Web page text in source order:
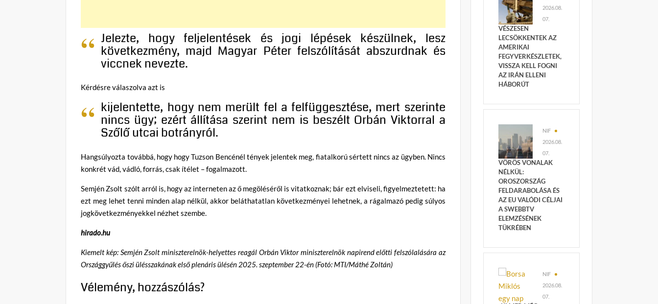
Jelezte, hogy feljelentések és jogi lépések készülnek, lesz
következmény, majd Magyar Péter felszólítását abszurdnak és
viccnek nevezte.
Kérdésre válaszolva azt is
kijelentette, hogy nem merült fel a felfüggesztése, mert szerinte
nincs ügy; ezért állítása szerint nem is beszélt Orbán Viktorral a
Szőlő utcai botrányról.
Hangsúlyozta továbbá, hogy hogy Tuzson Bencénél tények jelentek meg, fiatalkorú sértett nincs az ügyben. Nincs
konkrét vád, vádló, forrás, csak ítélet – fogalmazott.
Semjén Zsolt szólt arról is, hogy az interneten az ő megöléséről is vitatkoznak; bár ezt elviseli, figyelmeztetett: ha
ezt meg lehet tenni minden alap nélkül, akkor beláthatatlan következményei lehetnek, a rágalmazó pedig súlyos
jogkövetkezményekkel nézhet szembe.
hirado.hu
Kiemelt kép: Semjén Zsolt miniszterelnök-helyettes reagál Orbán Viktor miniszterelnök napirend előtti felszólalására az
Országgyűlés őszi ülésszakának első plenáris ülésén 2025. szeptember 22-én (Fotó: MTI/Máthé Zoltán)
Vélemény, hozzászólás?
2026.08.
07.
VÉSZESEN
LECSÖKKENTEK AZ
AMERIKAI
FEGYVERKÉSZLETEK,
VISSZA KELL FOGNI
AZ IRÁN ELLENI
HÁBORÚT
NIF
2026.08.
07.
VÖRÖS VONALAK
NÉLKÜL:
OROSZORSZÁG
FELDARABOLÁSA ÉS
AZ EU VALÓDI CÉLJAI
A SWEBBTV
ELEMZÉSÉNEK
TÜKRÉBEN
NIF
2026.08.
07.